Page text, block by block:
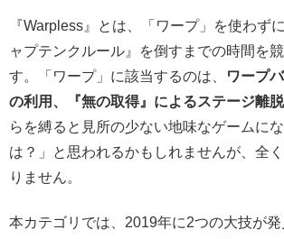
『Warpless』とは、「ワープ」を使わず
ャプテンクルール』を倒すまでの時間を
す。「ワープ」に該当するのは、
ワープ
の利用、『無の取得』によるステージ離脱
らを縛ると見所の少ない地味なゲームに
は？」と思われるかもしれませんが、全
りません。
本カテゴリでは、2019年に2つの大技が発